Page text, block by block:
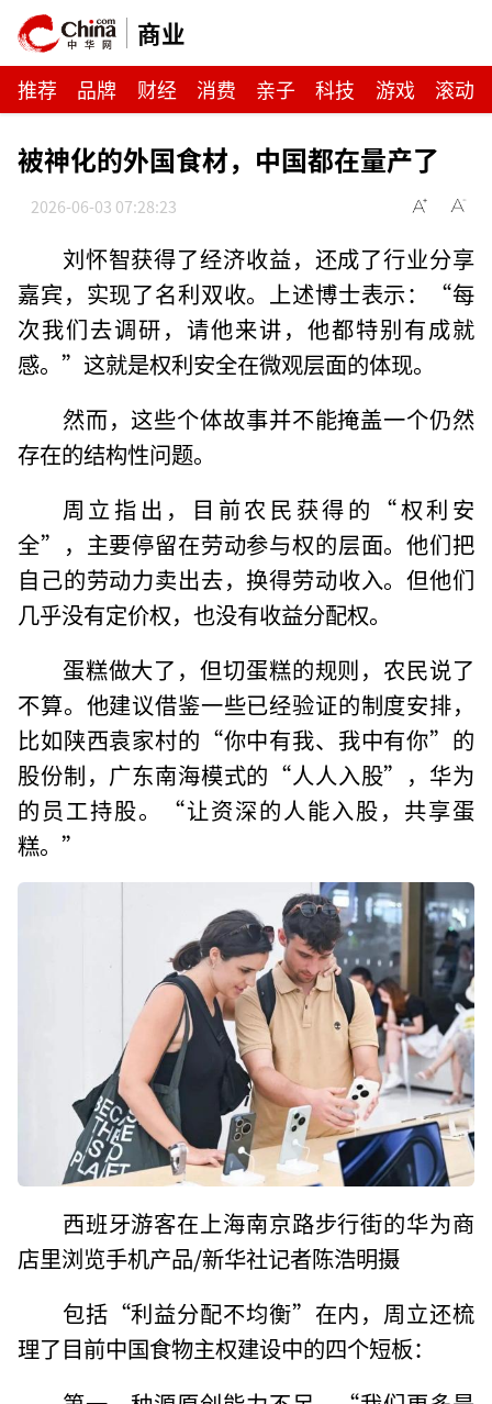
商业
推荐 品牌 财经 消费 亲子 科技 游戏 滚动
被神化的外国食材，中国都在量产了
2026-06-03 07:28:23
刘怀智获得了经济收益，还成了行业分享
嘉宾，实现了名利双收。上述博士表示：“每
次我们去调研，请他来讲，他都特别有成就
感。”这就是权利安全在微观层面的体现。
然而，这些个体故事并不能掩盖一个仍然
存在的结构性问题。
周立指出，目前农民获得的“权利安
全”，主要停留在劳动参与权的层面。他们把
自己的劳动力卖出去，换得劳动收入。但他们
几乎没有定价权，也没有收益分配权。
蛋糕做大了，但切蛋糕的规则，农民说了
不算。他建议借鉴一些已经验证的制度安排，
比如陕西袁家村的“你中有我、我中有你”的
股份制，广东南海模式的“人人入股”，华为
的员工持股。“让资深的人能入股，共享蛋
糕。”
西班牙游客在上海南京路步行街的华为商
店里浏览手机产品/新华社记者陈浩明摄
包括“利益分配不均衡”在内，周立还梳
理了目前中国食物主权建设中的四个短板：